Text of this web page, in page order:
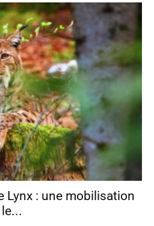
Lynx : une mobilisation